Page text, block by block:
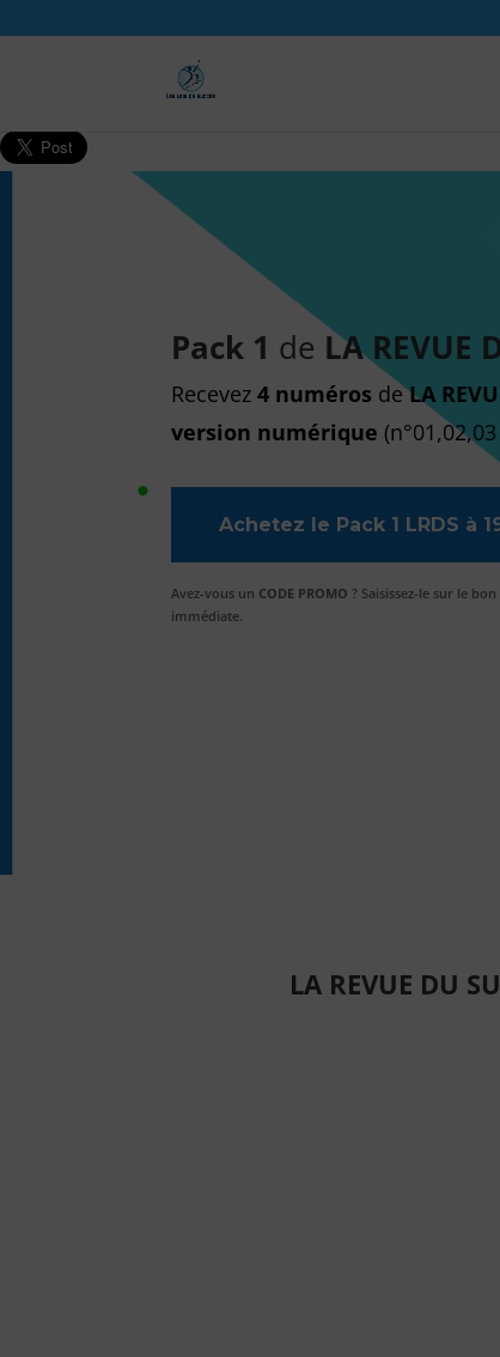
Pack 1 de LA REVUE
Recevez4 numéros deLA
version numérique
Achetez le Pack 1 LRDS à
Avez-vous un CODE PROMO ? Saisissez-le sur le
immédiate.
LA REVUE DU